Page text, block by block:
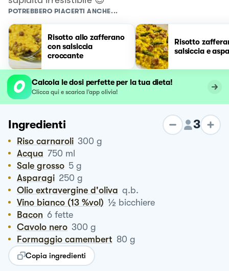
POTREBBERO PIACERTI ANCHE...
Risotto allo zafferano
con salsiccia
croccante
Risotto
salsiccia e
Calcola le dosi perfette per la tua dieta!
Clicca qui e scarica l’app olivia!
Ingredienti 3
Riso carnaroli 300 g
Acqua 750 ml
Sale grosso 5 g
Asparagi 250 g
Olio extravergine d'oliva q.b.
Vino bianco (13 %vol) ½ bicchiere
Bacon 6 fette
Cavolo nero 300 g
Formaggio camembert 80 g
Copia ingredienti